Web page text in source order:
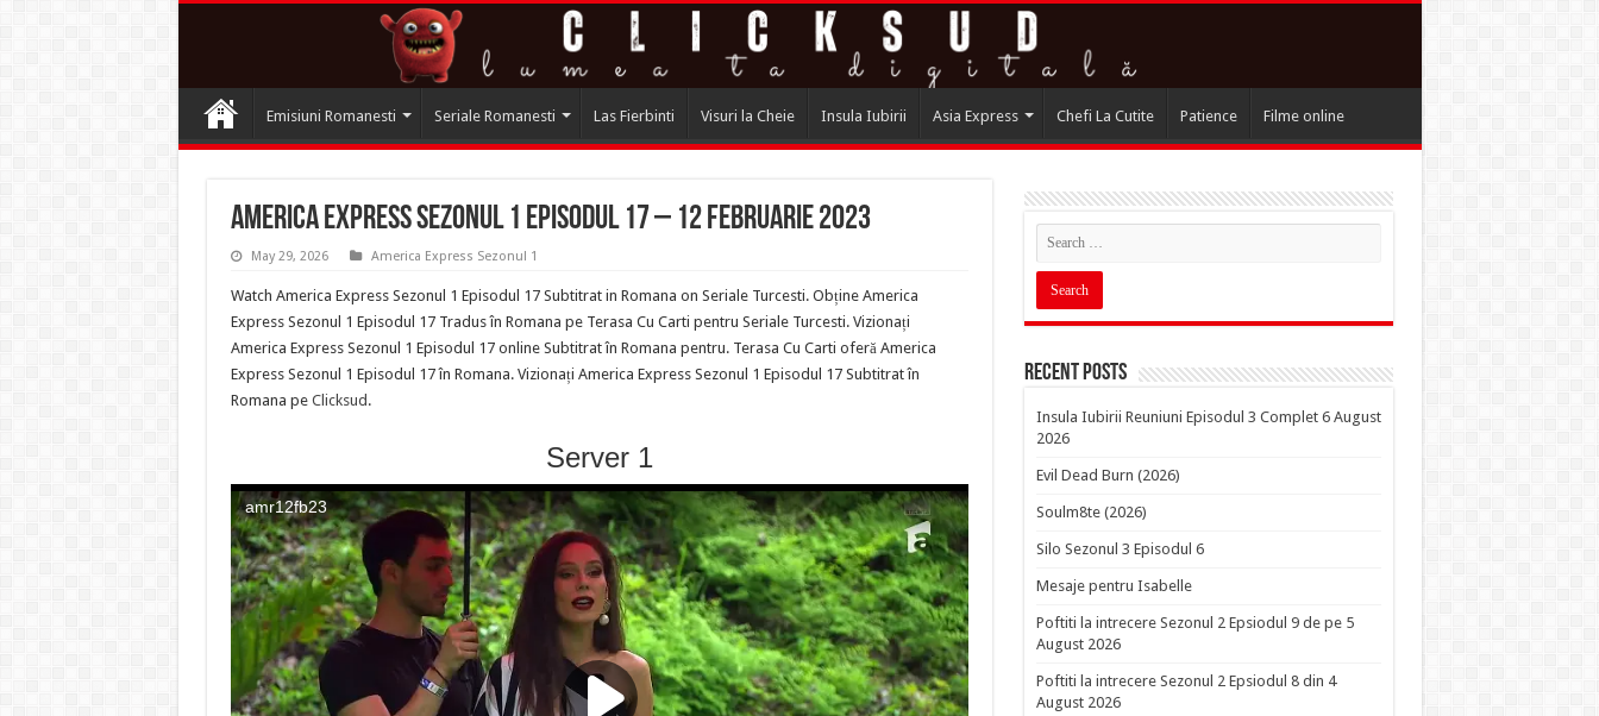
Emisiuni Romanesti Seriale Romanesti Las Fierbinti Visuri la Cheie Insula Iubirii Asia Express Chefi La Cutite Patience Filme online
America Express Sezonul 1 Episodul 17 – 12 Februarie 2023
May 29, 2026 America Express Sezonul 1
Watch America Express Sezonul 1 Episodul 17 Subtitrat in Romana on Seriale Turcesti. Obține America
Express Sezonul 1 Episodul 17 Tradus în Romana pe Terasa Cu Carti pentru Seriale Turcesti. Vizionați
America Express Sezonul 1 Episodul 17 online Subtitrat în Romana pentru. Terasa Cu Carti oferă America
Express Sezonul 1 Episodul 17 în Romana. Vizionați America Express Sezonul 1 Episodul 17 Subtitrat în
Romana pe Clicksud .
Server 1
Recent Posts
Insula Iubirii Reuniuni Episodul 3 Complet 6 August
2026
Evil Dead Burn (2026)
Soulm8te (2026)
Silo Sezonul 3 Episodul 6
Mesaje pentru Isabelle
Poftiti la intrecere Sezonul 2 Epsiodul 9 de pe 5
August 2026
Poftiti la intrecere Sezonul 2 Epsiodul 8 din 4
August 2026